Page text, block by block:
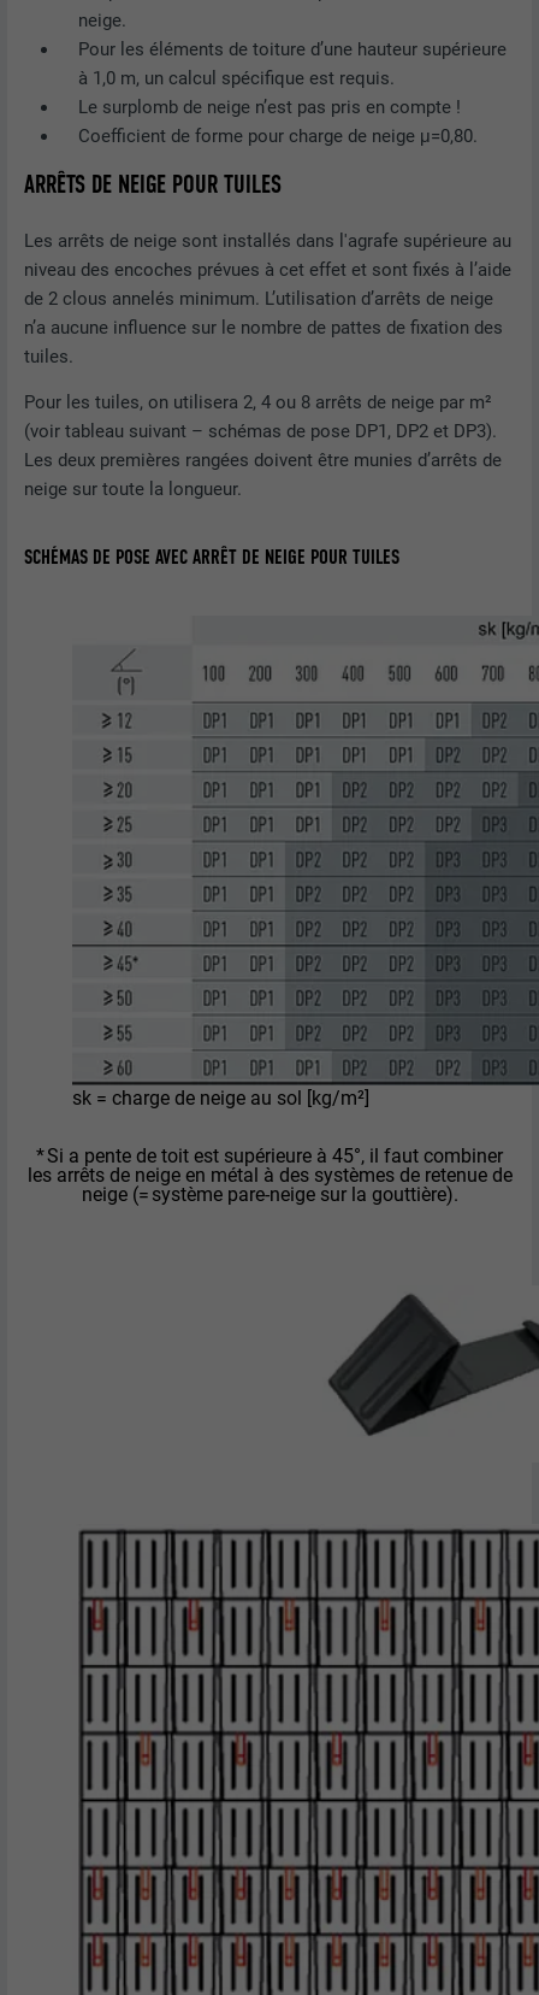
neige.
Pour les éléments de toiture d’une hauteur supérieure
à 1,0 m, un calcul spécifique est requis.
Le surplomb de neige n’est pas pris en compte !
Coefficient de forme pour charge de neige μ=0,80.
ARRÊTS DE NEIGE POUR TUILES
Les arrêts de neige sont installés dans l'agrafe supérieure au
niveau des encoches prévues à cet effet et sont fixés à l’aide
de 2 clous annelés minimum. L’utilisation d’arrêts de neige
n’a aucune influence sur le nombre de pattes de fixation des
tuiles.
Pour les tuiles, on utilisera 2, 4 ou 8 arrêts de neige par m²
(voir tableau suivant – schémas de pose DP1, DP2 et DP3).
Les deux premières rangées doivent être munies d’arrêts de
neige sur toute la longueur.
SCHÉMAS DE POSE AVEC ARRÊT DE NEIGE POUR TUILES
sk = charge de neige au sol [kg/m²]
* Si a pente de toit est supérieure à 45°, il faut combiner
les arrêts de neige en métal à des systèmes de retenue de
neige (= système pare-neige sur la gouttière).